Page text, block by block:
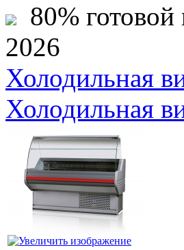
80%
2026
Холодильная
Холодильная